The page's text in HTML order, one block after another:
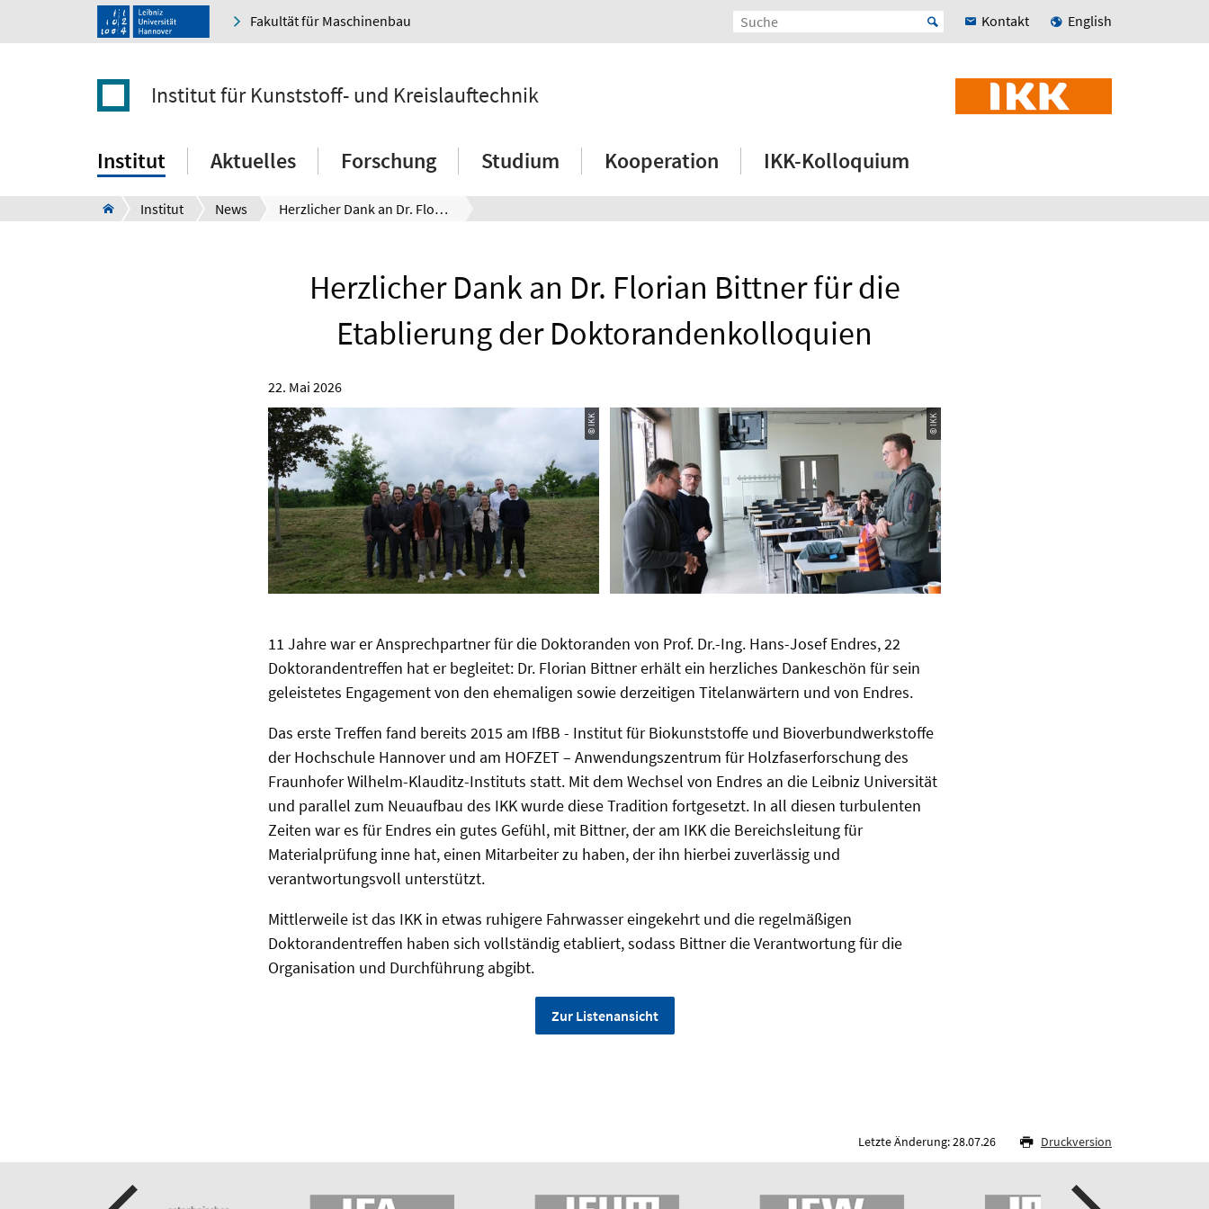
Fakultät für Maschinenbau Kontakt English
Institut für Kunststoff- und Kreislauftechnik
Institut Aktuelles Forschung Studium Kooperation IKK-Kolloquium
Institut News Herzlicher Dank an Dr. Florian Bittner für die Etablierung der Doktorandenkolloquien
Herzlicher Dank an Dr. Florian Bittner für die
Etablierung der Doktorandenkolloquien
22. Mai 2026
© IKK © IKK
11 Jahre war er Ansprechpartner für die Doktoranden von Prof. Dr.-Ing. Hans-Josef Endres, 22
Doktorandentreffen hat er begleitet: Dr. Florian Bittner erhält ein herzliches Dankeschön für sein
geleistetes Engagement von den ehemaligen sowie derzeitigen Titelanwärtern und von Endres.
Das erste Treffen fand bereits 2015 am IfBB - Institut für Biokunststoffe und Bioverbundwerkstoffe
der Hochschule Hannover und am HOFZET – Anwendungszentrum für Holzfaserforschung des
Fraunhofer Wilhelm-Klauditz-Instituts statt. Mit dem Wechsel von Endres an die Leibniz Universität
und parallel zum Neuaufbau des IKK wurde diese Tradition fortgesetzt. In all diesen turbulenten
Zeiten war es für Endres ein gutes Gefühl, mit Bittner, der am IKK die Bereichsleitung für
Materialprüfung inne hat, einen Mitarbeiter zu haben, der ihn hierbei zuverlässig und
verantwortungsvoll unterstützt.
Mittlerweile ist das IKK in etwas ruhigere Fahrwasser eingekehrt und die regelmäßigen
Doktorandentreffen haben sich vollständig etabliert, sodass Bittner die Verantwortung für die
Organisation und Durchführung abgibt.
Zur Listenansicht
Letzte Änderung: 28.07.26 Druckversion